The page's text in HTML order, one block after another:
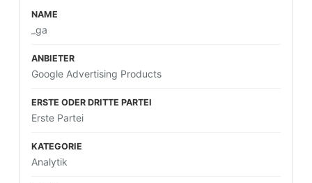
_ga
Google Advertising Products
Erste Partei
Analytik